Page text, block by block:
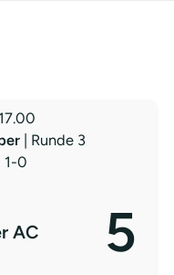
17.00
| Runde 3
1-0
AC 5